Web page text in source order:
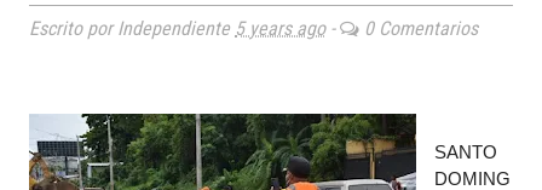
Escrito por Independiente 5 years ago- 0 Comentarios
SANTO
DOMING